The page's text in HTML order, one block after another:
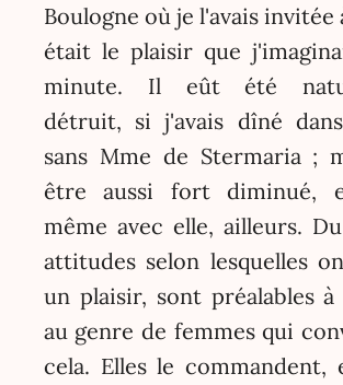
Boulogne où je l'avais invitée
était le plaisir que
minute. Il eût été
détruit, si j'avais dîné
sans Mme de Stermaria ;
être aussi fort diminué,
même avec elle, ailleurs.
attitudes selon lesquelles
un plaisir, sont préalables à
au genre de femmes qui
cela. Elles le commandent,